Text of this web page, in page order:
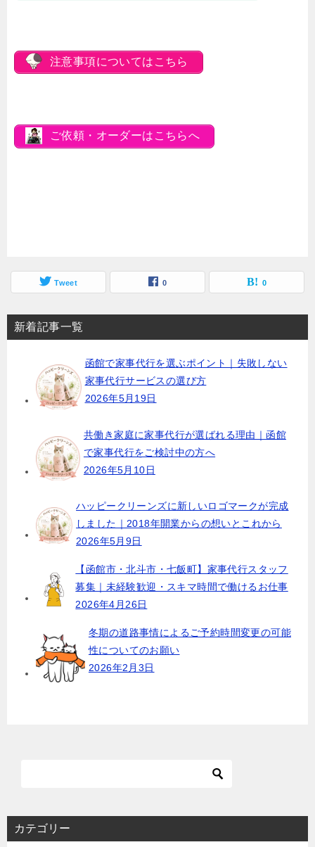
注意事項についてはこちら
ご依頼・オーダーはこちらへ
Tweet 0 0
新着記事一覧
函館で家事代行を選ぶポイント｜失敗しない
家事代行サービスの選び方
2026年5月19日
共働き家庭に家事代行が選ばれる理由｜函館
で家事代行をご検討中の方へ
2026年5月10日
ハッピークリーンズに新しいロゴマークが完成
しました｜2018年開業からの想いとこれから
2026年5月9日
【函館市・北斗市・七飯町】家事代行スタッフ
募集｜未経験歓迎・スキマ時間で働けるお仕事
2026年4月26日
冬期の道路事情によるご予約時間変更の可能
性についてのお願い
2026年2月3日
カテゴリー